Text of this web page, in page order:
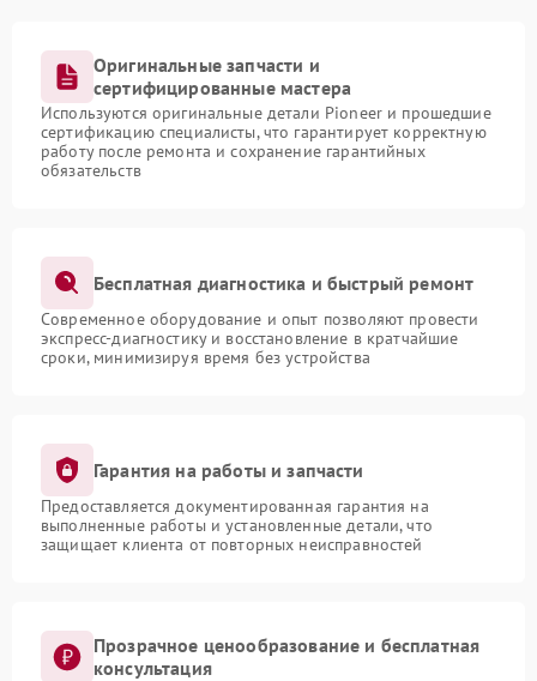
Оригинальные запчасти и
сертифицированные мастера
Используются оригинальные детали Pioneer и прошедшие
сертификацию специалисты, что гарантирует корректную
работу после ремонта и сохранение гарантийных
обязательств
Бесплатная диагностика и быстрый ремонт
Современное оборудование и опыт позволяют провести
экспресс-диагностику и восстановление в кратчайшие
сроки, минимизируя время без устройства
Гарантия на работы и запчасти
Предоставляется документированная гарантия на
выполненные работы и установленные детали, что
защищает клиента от повторных неисправностей
Прозрачное ценообразование и бесплатная
консультация